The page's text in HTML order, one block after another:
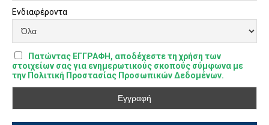
Ενδιαφέροντα
Πατώντας ΕΓΓΡΑΦΗ, αποδέχεστε τη χρήση των
στοιχείων σας για ενημερωτικούς σκοπούς σύμφωνα με
την Πολιτική Προστασίας Προσωπικών Δεδομένων.